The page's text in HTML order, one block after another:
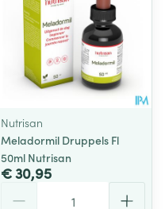
Nutrisan
Meladormil Druppels Fl
50ml Nutrisan
€ 30,95